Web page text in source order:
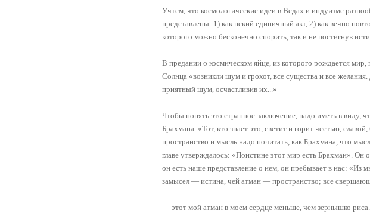
Учтем, что космологические идеи в Ведах и индуизме
представлены: 1) как некий единичный акт, 2) как вечно
которого можно бесконечно спорить, так и не постигнув
В предании о космическом яйце, из которого рождается
Солнца «возникли шум и грохот, все существа и все
приятный шум, осчастливив их...»
Чтобы понять это странное заключение, надо иметь в виду,
Брахмана. «Тот, кто знает это, светит и горит честью,
пространство и мысль надо почитать, как Брахмана, что
главе утверждалось: «Поистине этот мир есть Брахман». Он
он есть наше представление о нем, он пребывает в нас:
замысел — истина, чей атман — пространство; все
— этот мой атман в моем сердце меньше, чем зернышко